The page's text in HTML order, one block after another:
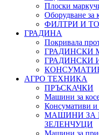
Плоски
Оборудване за
ФИЛТРИ И
ГРАДИНА
Покривала
ГРАДИНСКИ
ГРАДИНСКИ
АГРО ТЕХНИКА
ПРЪСКАЧКИ
Машини за
Консумативи и
МАШИНИ ЗА
ЗЕЛЕНЧУЦИ
Машини за